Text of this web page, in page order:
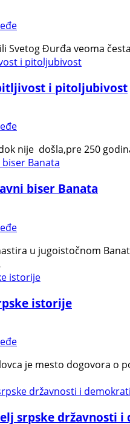
Svetog Đurđa veoma
i pitoljubivost
nije došla,pre 250
biser Banata
u jugoistočnom
istorije
je mesto dogovora o
srpske državnosti